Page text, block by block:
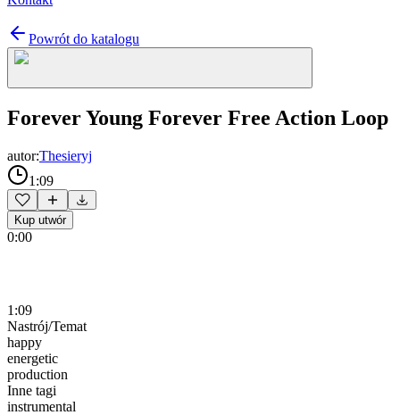
Powrót do katalogu
Forever Young Forever Free Action Loop
autor:Thesieryj
1:09
Kup utwór
0:00
1:09
Nastrój/Temat
happy
energetic
production
Inne tagi
instrumental